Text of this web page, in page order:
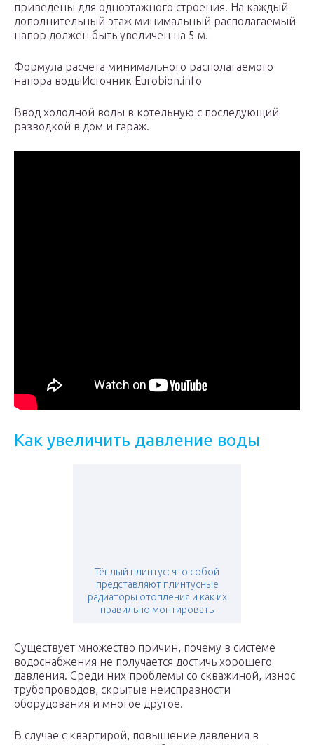
приведены для одноэтажного строения. На каждый
дополнительный этаж минимальный располагаемый
напор должен быть увеличен на 5 м.
Формула расчета минимального располагаемого
напора водыИсточник Eurobion.info
Ввод холодной воды в котельную с последующий
разводкой в дом и гараж.
Как увеличить давление воды
Тёплый плинтус: что собой
представляют плинтусные
радиаторы отопления и как их
правильно монтировать
Существует множество причин, почему в системе
водоснабжения не получается достичь хорошего
давления. Среди них проблемы со скважиной, износ
трубопроводов, скрытые неисправности
оборудования и многое другое.
В случае с квартирой, повышение давления в